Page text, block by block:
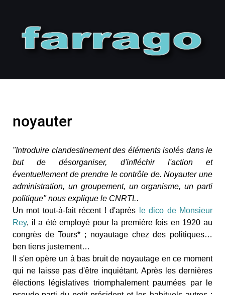
noyauter
"Introduire clandestinement des éléments isolés dans le
but de désorganiser, d'infléchir l'action et
éventuellement de prendre le contrôle de. Noyauter une
administration, un groupement, un organisme, un parti
politique" nous explique le CNRTL.
Un mot tout-à-fait récent ! d'après
le dico de Monsieur
Rey, il a été employé pour la première fois en 1920 au
congrès de Tours* ; noyautage chez des politiques…
ben tiens justement…
Il s'en opère un à bas bruit de noyautage en ce moment
qui ne laisse pas d'être inquiétant. Après les dernières
élections législatives triomphalement paumées par le